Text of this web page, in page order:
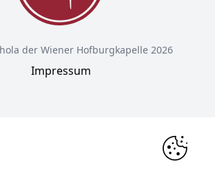
der Wiener Hofburgkapelle 2026
Impressum